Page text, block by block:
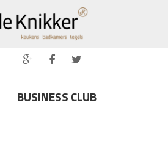
BUSINESS CLUB